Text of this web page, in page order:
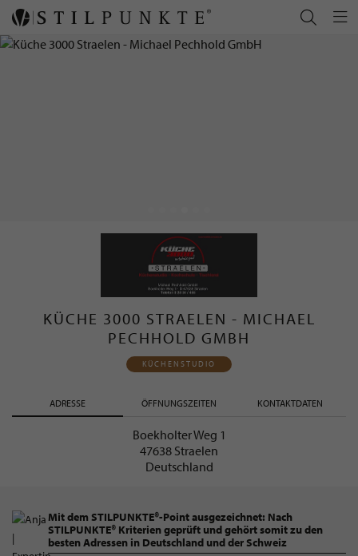
KÜCHE 3000 STRAELEN - MICHAEL
PECHHOLD GMBH
KÜCHENSTUDIO
ADRESSE ÖFFNUNGSZEITEN KONTAKTDATEN
Boekholter Weg 1
47638 Straelen
Deutschland
Mit dem STILPUNKTE®-Point ausgezeichnet: Nach
STILPUNKTE® Kriterien geprüft und gehört somit zu den
besten Adressen in Deutschland und der Schweiz